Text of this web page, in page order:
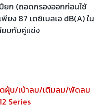
ยก (ถอดกรองออกก่อนใช้
ยง 87 เดซิเบลเอ dB(A) ใน
ยบกับคู่แข่ง
ดฝุ่น/เป่าลม/เติมลม/พัดลม
Series